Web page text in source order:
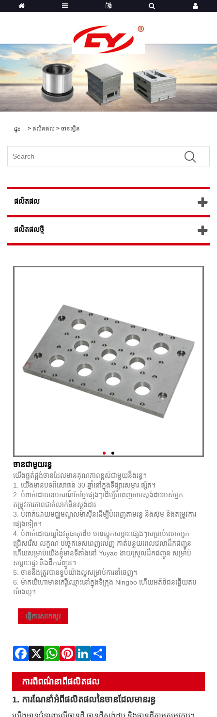
ផ្ទះ > ផលិតផល > ចានផ្សិត
ផលិតផល
ផលិតផល​ថ្មី
ចានជាមួយរន្ធ
យើងផ្គត់ផ្គង់ចានដែលមានគុណភាពខ្ពស់ជាមួយនឹងរន្ធ។
1. យើងមានបទពិសោធន៍ 30 ឆ្នាំនៅក្នុងទីផ្សារសម្ភារៈផ្សិត។
2. បំពាក់ដោយឧបករណ៍កែច្នៃផ្សេងៗដើម្បីបំពេញតាមស្តង់ដាររបស់អ្នក
តម្រូវការភាពជាក់លាក់មិនស្តង់ដារ
3. បំពាក់ដោយមជ្ឈមណ្ឌលម៉ាស៊ីនដើម្បីបំពេញតាមរន្ធ និងស៊ុម និងតម្រូវការ
ផ្សេងទៀត។
4. បំពាក់ដោយឃ្លាំងវត្ថុធាតុដើម មានស្តុកសម្ភារៈផ្សេងៗសម្រាប់លោកអ្នក
ជ្រើសរើស លក្ខណៈបច្ចេកទេសពេញលេញ កាត់បន្ថយពេលវេលាដឹកជញ្ជូន
ហើយសម្រាប់យើងខ្ញុំមានទីតាំងនៅ Yuyao ងាយស្រួលដឹកជញ្ជូន សម្រាប់
សម្ភារៈផ្ទេរ និងដឹកជញ្ជូន។
5. ចាននឹងត្រូវបានខ្ចប់យ៉ាងល្អសម្រាប់ការនាំចេញ។
6. ម៉ាកយីហោមានកេរ្តិ៍ឈ្មោះនៅក្នុងទីក្រុង Ningbo ហើយអតិថិជនឆ្លើយតប
យ៉ាងល្អ។
ផ្ញើការសាកសួរ
ការ​ពិពណ៌នា​ពី​ផលិតផល
1. ការណែនាំអំពីផលិតផលនៃចានដែលមានរន្ធ